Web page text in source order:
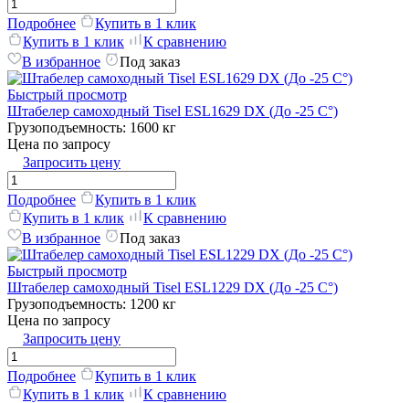
Подробнее
Купить в 1 клик
Купить в 1 клик
К сравнению
В избранное
Под заказ
Быстрый просмотр
Штабелер самоходный Tisel ESL1629 DX (До -25 C°)
Грузоподъемность: 1600 кг
Цена по запросу
Запросить цену
Подробнее
Купить в 1 клик
Купить в 1 клик
К сравнению
В избранное
Под заказ
Быстрый просмотр
Штабелер самоходный Tisel ESL1229 DX (До -25 C°)
Грузоподъемность: 1200 кг
Цена по запросу
Запросить цену
Подробнее
Купить в 1 клик
Купить в 1 клик
К сравнению